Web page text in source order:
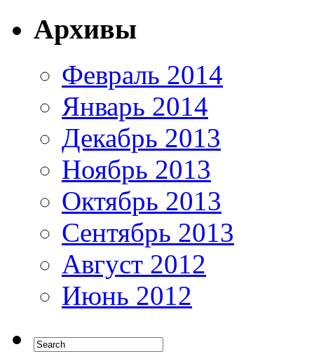
Архивы
Февраль 2014
Январь 2014
Декабрь 2013
Ноябрь 2013
Октябрь 2013
Сентябрь 2013
Август 2012
Июнь 2012